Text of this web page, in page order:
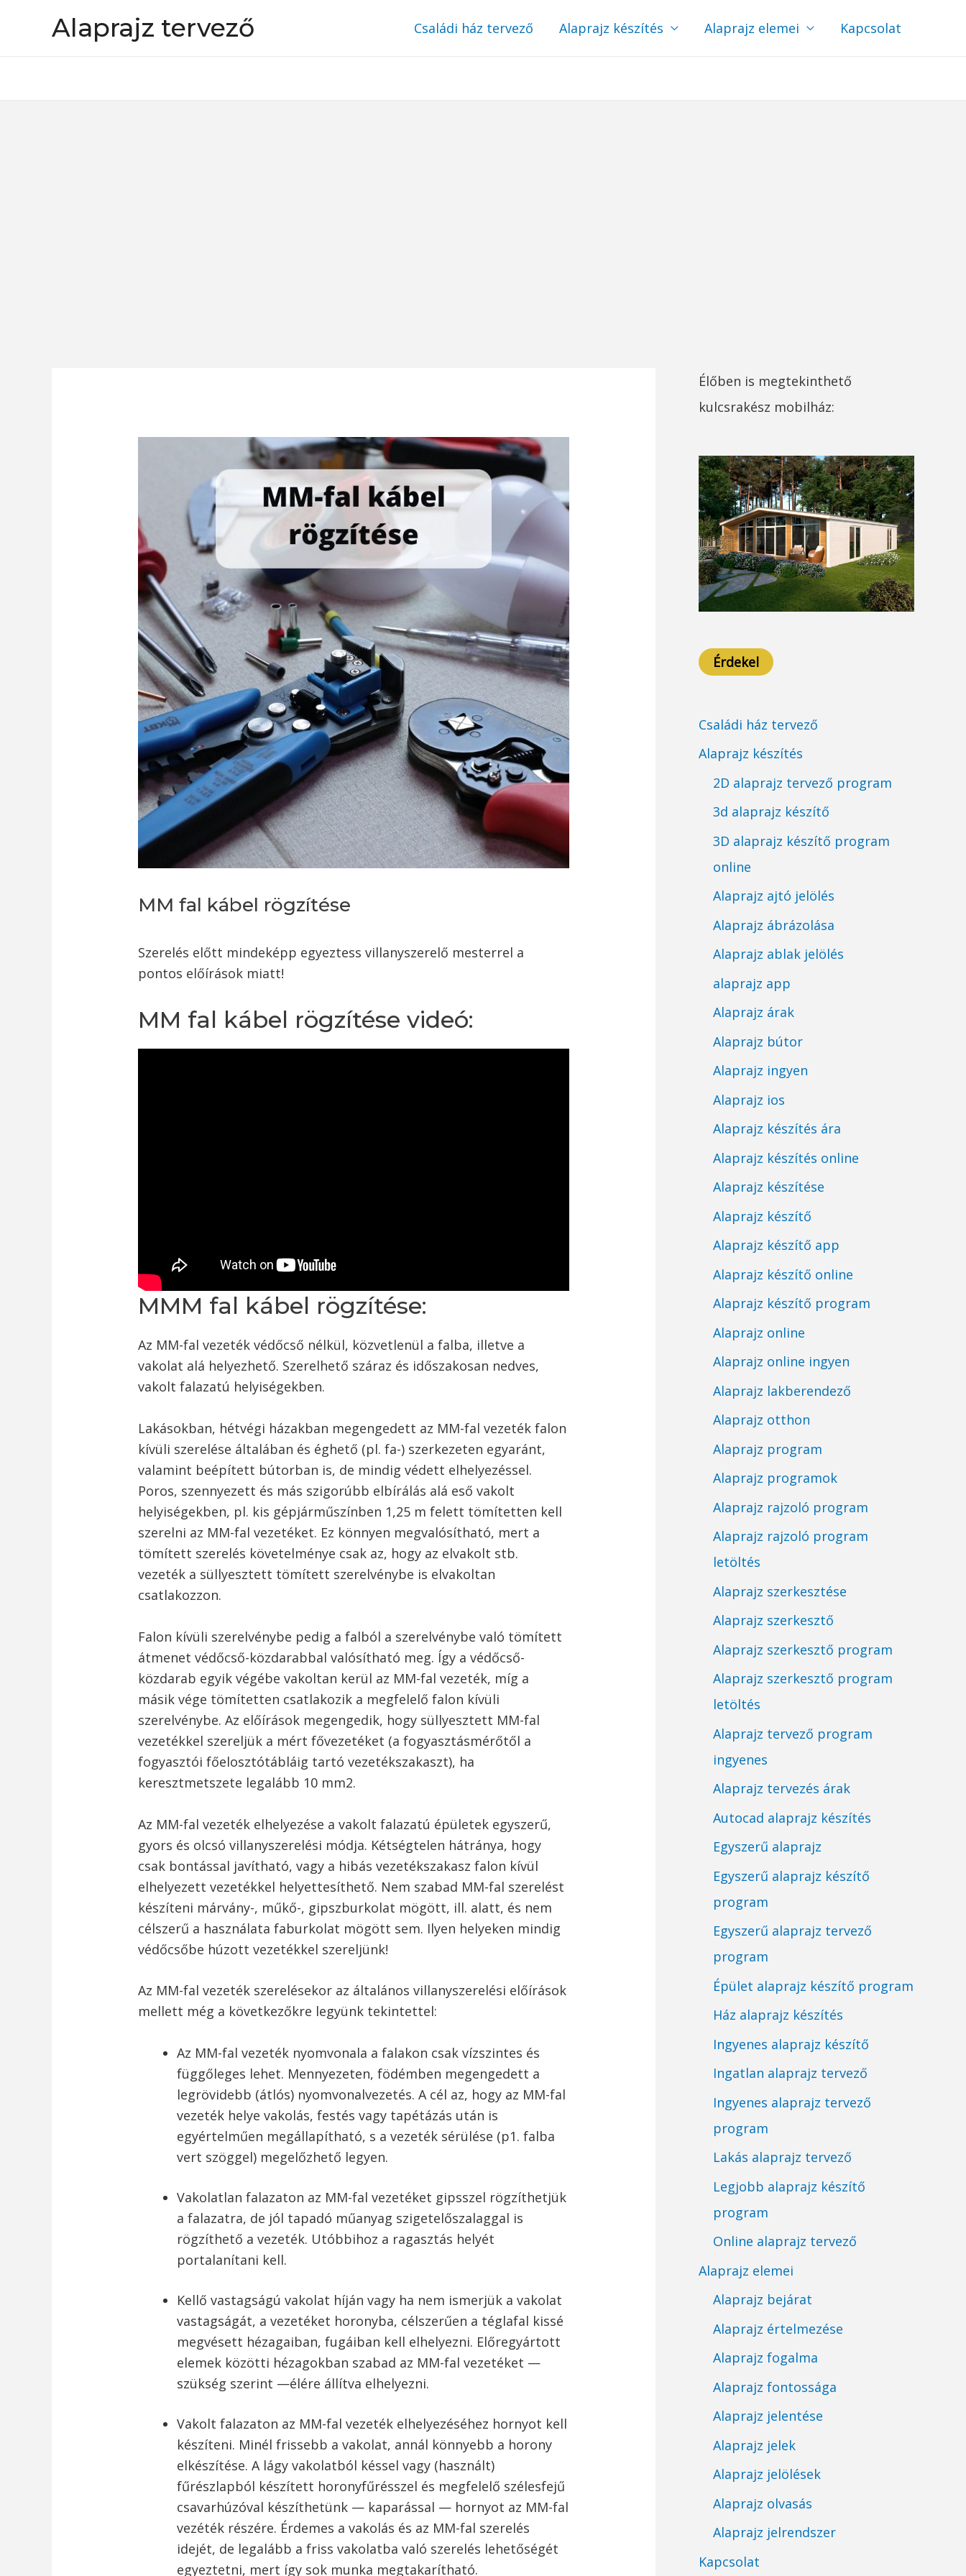
Alaprajz tervező Családi ház tervező Alaprajz készítés Alaprajz elemei Kapcsolat
MM fal kábel rögzítése
Szerelés előtt mindeképp egyeztess villanyszerelő mesterrel a
pontos előírások miatt!
MM fal kábel rögzítése videó:
MMM fal kábel rögzítése:
Az MM-fal vezeték védőcső nélkül, közvetlenül a falba, illetve a
vakolat alá helyezhető. Szerelhető száraz és időszakosan nedves,
vakolt falazatú helyiségekben.
Lakásokban, hétvégi házakban megengedett az MM-fal vezeték falon
kívüli szerelése általában és éghető (pl. fa-) szerkezeten egyaránt,
valamint beépített bútorban is, de mindig védett elhelyezéssel.
Poros, szennyezett és más szigorúbb elbírálás alá eső vakolt
helyiségekben, pl. kis gépjárműszínben 1,25 m felett tömítetten kell
szerelni az MM-fal vezetéket. Ez könnyen megvalósítható, mert a
tömített szerelés követelménye csak az, hogy az elvakolt stb.
vezeték a süllyesztett tömített szerelvénybe is elvakoltan
csatlakozzon.
Falon kívüli szerelvénybe pedig a falból a szerelvénybe való tömített
átmenet védőcső-közdarabbal valósítható meg. Így a védőcső-
közdarab egyik végébe vakoltan kerül az MM-fal vezeték, míg a
másik vége tömítetten csatlakozik a megfelelő falon kívüli
szerelvénybe. Az előírások megengedik, hogy süllyesztett MM-fal
vezetékkel szereljük a mért fővezetéket (a fogyasztásmérőtől a
fogyasztói főelosztótábláig tartó vezetékszakaszt), ha
keresztmetszete legalább 10 mm2.
Az MM-fal vezeték elhelyezése a vakolt falazatú épületek egyszerű,
gyors és olcsó villanyszerelési módja. Kétségtelen hátránya, hogy
csak bontással javítható, vagy a hibás vezetékszakasz falon kívül
elhelyezett vezetékkel helyettesíthető. Nem szabad MM-fal szerelést
készíteni márvány-, műkő-, gipszburkolat mögött, ill. alatt, és nem
célszerű a használata faburkolat mögött sem. Ilyen helyeken mindig
védőcsőbe húzott vezetékkel szereljünk!
Az MM-fal vezeték szerelésekor az általános villanyszerelési előírások
mellett még a következőkre legyünk tekintettel:
Az MM-fal vezeték nyomvonala a falakon csak vízszintes és
függőleges lehet. Mennyezeten, födémben megengedett a
legrövidebb (átlós) nyomvonalvezetés. A cél az, hogy az MM-fal
vezeték helye vakolás, festés vagy tapétázás után is
egyértelműen megállapítható, s a vezeték sérülése (p1. falba
vert szöggel) megelőzhető legyen.
Vakolatlan falazaton az MM-fal vezetéket gipsszel rögzíthetjük
a falazatra, de jól tapadó műanyag szigetelőszalaggal is
rögzíthető a vezeték. Utóbbihoz a ragasztás helyét
portalanítani kell.
Kellő vastagságú vakolat híján vagy ha nem ismerjük a vakolat
vastagságát, a vezetéket horonyba, célszerűen a téglafal kissé
megvésett hézagaiban, fugáiban kell elhelyezni. Előregyártott
elemek közötti hézagokban szabad az MM-fal vezetéket —
szükség szerint —élére állítva elhelyezni.
Vakolt falazaton az MM-fal vezeték elhelyezéséhez hornyot kell
készíteni. Minél frissebb a vakolat, annál könnyebb a horony
elkészítése. A lágy vakolatból késsel vagy (használt)
fűrészlapból készített horonyfűrésszel és megfelelő szélesfejű
csavarhúzóval készíthetünk — kaparással — hornyot az MM-fal
vezéték részére. Érdemes a vakolás és az MM-fal szerelés
idejét, de legalább a friss vakolatba való szerelés lehetőségét
egyeztetni, mert így sok munka megtakarítható.
Élőben is megtekinthető
kulcsrakész mobilház:
Érdekel
Családi ház tervező
Alaprajz készítés
2D alaprajz tervező program
3d alaprajz készítő
3D alaprajz készítő program
online
Alaprajz ajtó jelölés
Alaprajz ábrázolása
Alaprajz ablak jelölés
alaprajz app
Alaprajz árak
Alaprajz bútor
Alaprajz ingyen
Alaprajz ios
Alaprajz készítés ára
Alaprajz készítés online
Alaprajz készítése
Alaprajz készítő
Alaprajz készítő app
Alaprajz készítő online
Alaprajz készítő program
Alaprajz online
Alaprajz online ingyen
Alaprajz lakberendező
Alaprajz otthon
Alaprajz program
Alaprajz programok
Alaprajz rajzoló program
Alaprajz rajzoló program
letöltés
Alaprajz szerkesztése
Alaprajz szerkesztő
Alaprajz szerkesztő program
Alaprajz szerkesztő program
letöltés
Alaprajz tervező program
ingyenes
Alaprajz tervezés árak
Autocad alaprajz készítés
Egyszerű alaprajz
Egyszerű alaprajz készítő
program
Egyszerű alaprajz tervező
program
Épület alaprajz készítő program
Ház alaprajz készítés
Ingyenes alaprajz készítő
Ingatlan alaprajz tervező
Ingyenes alaprajz tervező
program
Lakás alaprajz tervező
Legjobb alaprajz készítő
program
Online alaprajz tervező
Alaprajz elemei
Alaprajz bejárat
Alaprajz értelmezése
Alaprajz fogalma
Alaprajz fontossága
Alaprajz jelentése
Alaprajz jelek
Alaprajz jelölések
Alaprajz olvasás
Alaprajz jelrendszer
Kapcsolat